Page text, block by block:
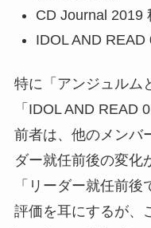
CD Journal 2019
IDOL AND
特に「アンジュルム
「IDOL AND READ
前者は、他のメンバ
ダー就任前後の変化
「リーダー就任前
評価を耳にするが、